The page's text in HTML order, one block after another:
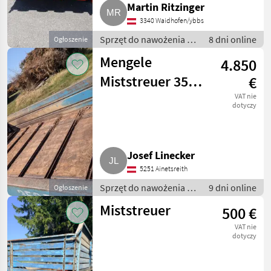
Ogłoszenie
Martin Ritzinger
3340 Waidhofen/ybbs
Sprzęt do nawożenia i
nawadniania /
Rozsiewacze kompostu
i obornika
8 dni online
Ogłoszenie
Mengele
Miststreuer 350
4.850
€
VAT nie
dotyczy
Josef Linecker
5251 Ainetsreith
Sprzęt do nawożenia i
nawadniania /
Rozsiewacze kompostu
9 dni online
Miststreuer 500 €
VAT nie
dotyczy